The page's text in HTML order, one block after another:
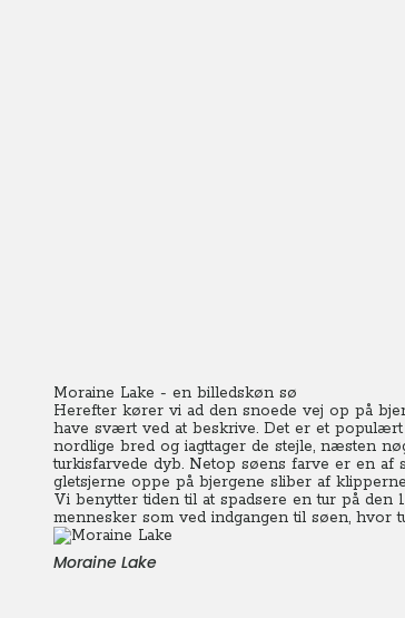
Moraine Lake - en billedskøn sø
Herefter kører vi ad den snoede vej op på
have svært ved at beskrive. Det er et
nordlige bred og iagttager de stejle, næsten
turkisfarvede dyb. Netop søens farve er en af
gletsjerne oppe på bjergene sliber af
Vi benytter tiden til at spadsere en tur på den
mennesker som ved indgangen til søen, hvor
Moraine Lake